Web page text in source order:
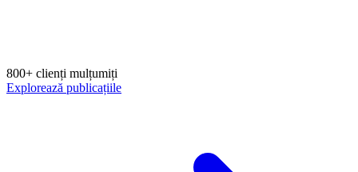
800+ clienți mulțumiți
Explorează publicațiile